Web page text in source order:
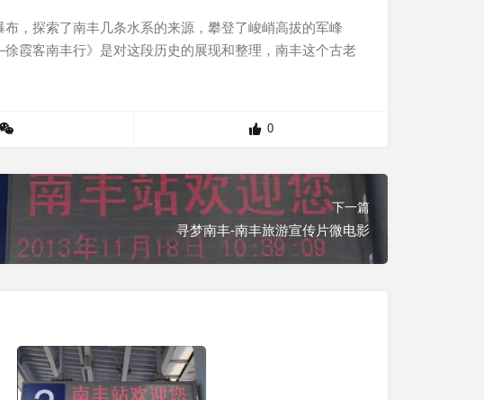
，探索了南丰几条水系的来源，攀登了峻峭高拔的军峰
霞客南丰行》是对这段历史的展现和整理，南丰这个古老
0
下一篇
寻梦南丰-南丰旅游宣传片微电影